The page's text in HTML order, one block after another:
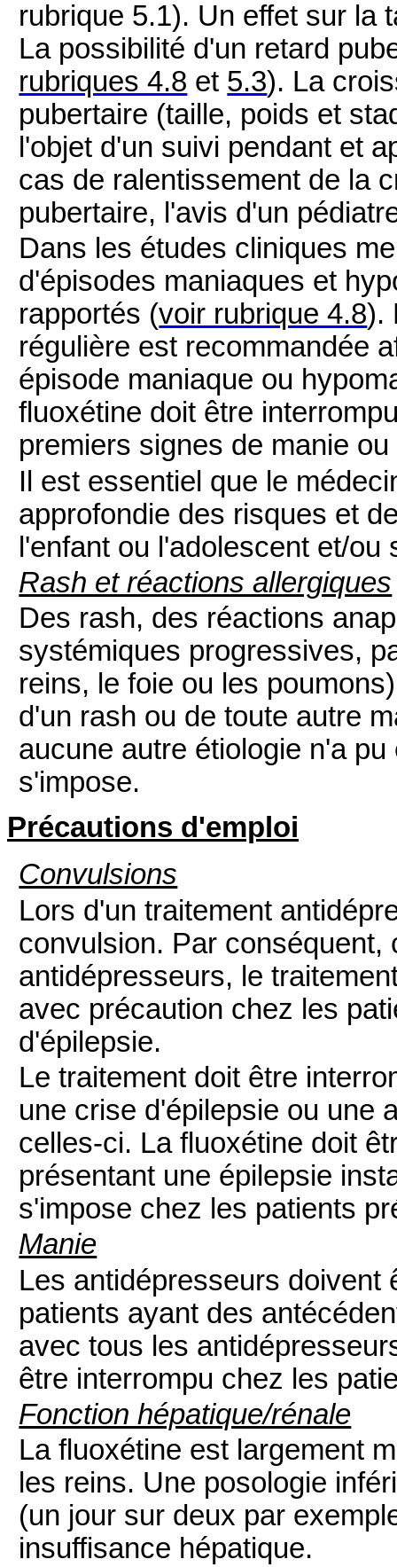
rubrique 5.1). Un effet sur la
La possibilité d'un retard
rubriques 4.8 et 5.3). La
pubertaire (taille, poids et
l'objet d'un suivi pendant et
cas de ralentissement de la
pubertaire, l'avis d'un
Dans les études cliniques
d'épisodes maniaques et
rapportés (voir rubrique 4.8).
régulière est recommandée
épisode maniaque ou
fluoxétine doit être
premiers signes de manie
Il est essentiel que le
approfondie des risques et
l'enfant ou l'adolescent et/ou
Rash et réactions allergiques
Des rash, des réactions
systémiques progressives,
reins, le foie ou les
d'un rash ou de toute autre
aucune autre étiologie n'a
s'impose.
Précautions d'emploi
Convulsions
Lors d'un traitement
convulsion. Par conséquent,
antidépresseurs, le
avec précaution chez les
d'épilepsie.
Le traitement doit être
une crise d'épilepsie ou une
celles-ci. La fluoxétine doit
présentant une épilepsie
s'impose chez les patients
Manie
Les antidépresseurs
patients ayant des
avec tous les
être interrompu chez les
Fonction hépatique/rénale
La fluoxétine est largement
les reins. Une posologie
(un jour sur deux par
insuffisance hépatique.